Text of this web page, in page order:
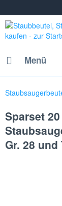
Menü
Sparset
Gr. 28 und